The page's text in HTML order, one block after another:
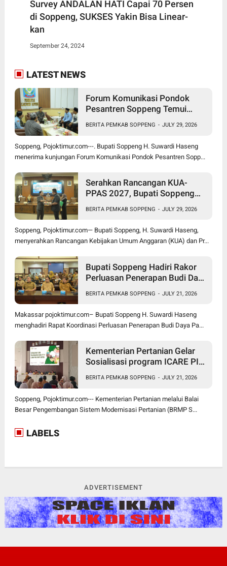
Survey ANDALAN HATI Capai 70 Persen
di Soppeng, SUKSES Yakin Bisa Linear-
kan
September 24, 2024
LATEST NEWS
Forum Komunikasi Pondok
Pesantren Soppeng Temui
BERITA PEMKAB SOPPENG - JULY 29, 2026
Soppeng, Pojoktimur.com---. Bupati Soppeng H. Suwardi Haseng
menerima kunjungan Forum Komunikasi Pondok Pesantren Sopp...
Serahkan Rancangan KUA-
PPAS 2027, Bupati Soppeng
Tengah Tekanan Fiskal
BERITA PEMKAB SOPPENG - JULY 29, 2026
Soppeng, Pojoktimur.com— Bupati Soppeng, H. Suwardi Haseng,
menyerahkan Rancangan Kebijakan Umum Anggaran (KUA) dan Pr...
Bupati Soppeng Hadiri Rakor
Perluasan Penerapan Budi Daya
BERITA PEMKAB SOPPENG - JULY 21, 2026
Makassar pojoktimur.com– Bupati Soppeng H. Suwardi Haseng
menghadiri Rapat Koordinasi Perluasan Penerapan Budi Daya Pa...
Kementerian Pertanian Gelar
Sosialisasi program ICARE PIU
BERITA PEMKAB SOPPENG - JULY 21, 2026
Soppeng, Pojoktimur.com--- Kementerian Pertanian melalui Balai
Besar Pengembangan Sistem Modernisasi Pertanian (BRMP S...
LABELS
ADVERTISEMENT